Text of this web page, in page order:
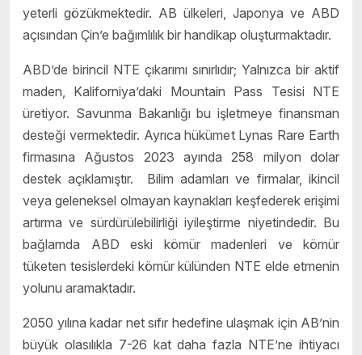
yeterli gözükmektedir. AB ülkeleri, Japonya ve ABD
açısından Çin’e bağımlılık bir handikap oluşturmaktadır.
ABD’de birincil NTE çıkarımı sınırlıdır; Yalnızca bir aktif
maden, Kaliforniya’daki Mountain Pass Tesisi NTE
üretiyor. Savunma Bakanlığı bu işletmeye finansman
desteği vermektedir. Ayrıca hükümet Lynas Rare Earth
firmasına Ağustos 2023 ayında 258 milyon dolar
destek açıklamıştır. Bilim adamları ve firmalar, ikincil
veya geleneksel olmayan kaynakları keşfederek erişimi
artırma ve sürdürülebilirliği iyileştirme niyetindedir. Bu
bağlamda ABD eski kömür madenleri ve kömür
tüketen tesislerdeki kömür külünden NTE elde etmenin
yolunu aramaktadır.
2050 yılına kadar net sıfır hedefine ulaşmak için AB’nin
büyük olasılıkla 7-26 kat daha fazla NTE’ne ihtiyacı